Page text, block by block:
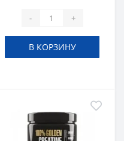
- +
В КОРЗИНУ